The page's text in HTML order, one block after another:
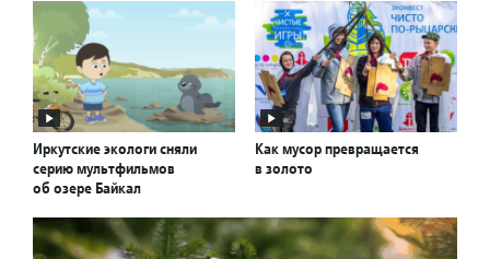
Иркутские экологи сняли
серию мультфильмов
об озере Байкал
Как мусор превращается
в золото